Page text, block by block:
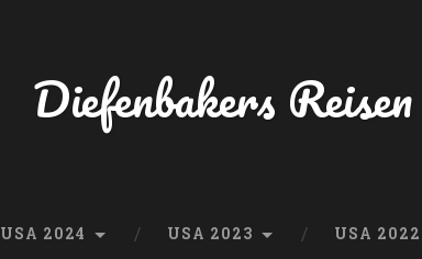
Diefenbakers Reisen
USA 2024 USA 2023 USA 2022